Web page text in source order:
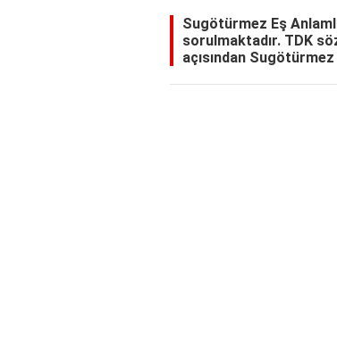
Sugötürmez Eş
sorulmaktadır. TDK
açısından Sugötürmez